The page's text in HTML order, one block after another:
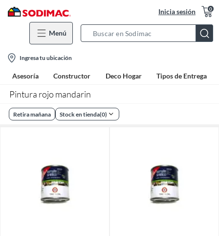
Inicia sesión 0
Menú
Bar
location-
icon
Ingresa tu ubicación
Asesoría Constructor Deco Hogar Tipos de Entrega
Pintura rojo mandarin
Retira mañana Stock en tienda(0)